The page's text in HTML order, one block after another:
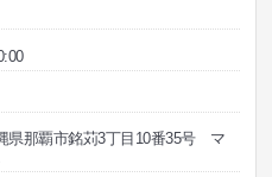
県那覇市銘苅3丁目10番35号 マ